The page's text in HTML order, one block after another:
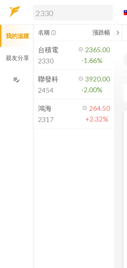
解鎖即時行情及進階功能
方案」，即可解鎖以下功能：
即時行情
即時市況與排行
成交金額熱力圖
前往方案訂閱
如何綁定合作券商
我的追蹤
親友分享
edit_note
名稱 info_outline 漲跌幅 chevron_left
台積電
2330
2365.00
-1.66%
聯發科
2454
3920.00
-2.00%
鴻海
2317
264.50
+2.32%